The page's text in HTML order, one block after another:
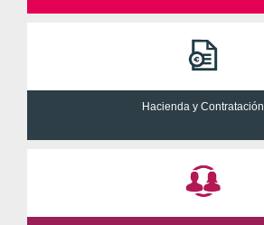
Hacienda y Contratación